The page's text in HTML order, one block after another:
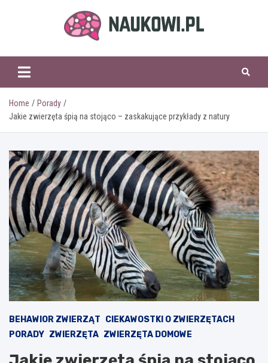
naukowi.pl
Home
Porady
Jakie zwierzęta śpią na stojąco – zaskakujące przykłady z natury
BEHAWIOR ZWIERZĄT CIEKAWOSTKI O ZWIERZĘTACH
PORADY ZWIERZĘTA ZWIERZĘTA DOMOWE